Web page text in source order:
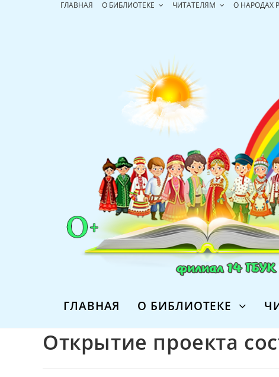
ГЛАВНАЯ О БИБЛИОТЕКЕ ЧИТАТЕЛЯМ О НАРОДАХ
ГЛАВНАЯ О БИБЛИОТЕКЕ
Открытие проекта